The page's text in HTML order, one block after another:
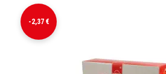
-2,37 €